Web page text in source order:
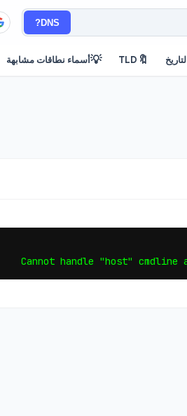
DNS?
🔖
TLD
💡أسماء نطاقات مشابهة
Cannot handle "host"